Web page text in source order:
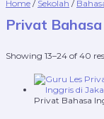
Home / Sekolah /
Privat
Showing 13–24 of 40
Privat Bahasa